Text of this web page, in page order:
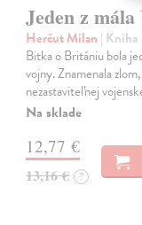
Jeden z
Herčut Milan | Kniha
Bitka o Britániu bola
vojny. Znamenala
nezastaviteľnej
Na sklade
12,77 €
13,16 € ?